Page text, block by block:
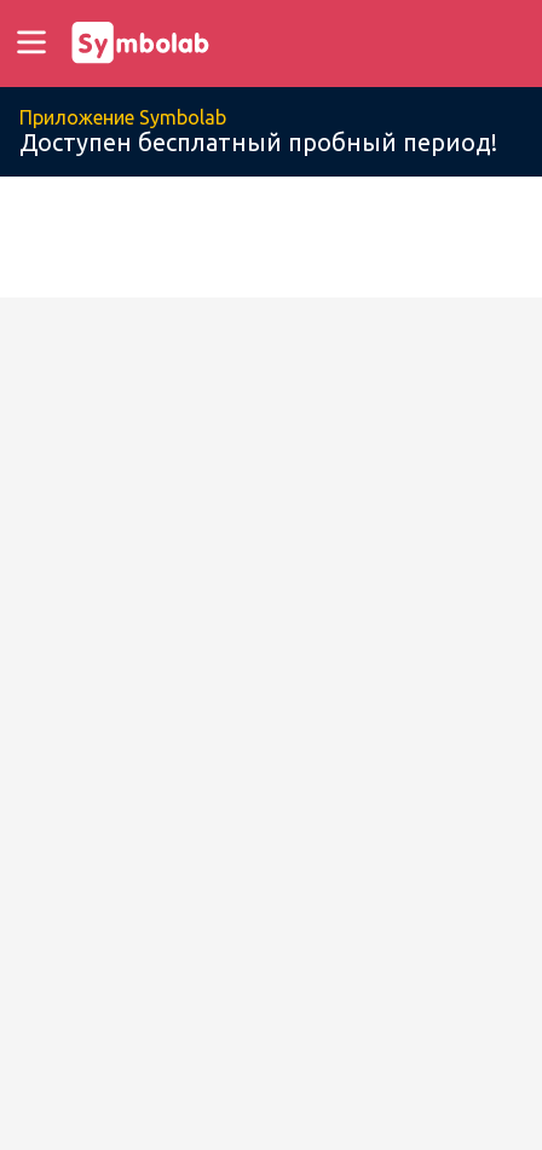
Приложение Symbolab
Доступен бесплатный пробный период!